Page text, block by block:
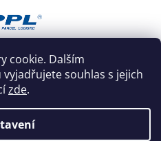
cookie. Dalším
souhlas s jejich
zde.
|Nakódoval eshopGuru